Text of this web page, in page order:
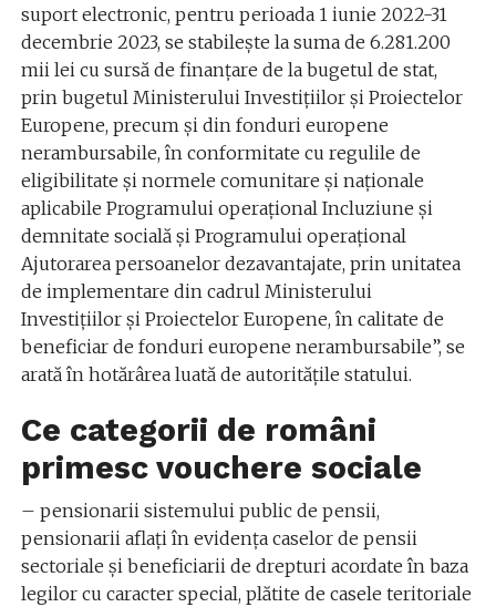
suport electronic, pentru perioada 1 iunie 2022-31
decembrie 2023, se stabilește la suma de 6.281.200
mii lei cu sursă de finanțare de la bugetul de stat,
prin bugetul Ministerului Investițiilor și Proiectelor
Europene, precum și din fonduri europene
nerambursabile, în conformitate cu regulile de
eligibilitate și normele comunitare și naționale
aplicabile Programului operațional Incluziune și
demnitate socială și Programului operațional
Ajutorarea persoanelor dezavantajate, prin unitatea
de implementare din cadrul Ministerului
Investițiilor și Proiectelor Europene, în calitate de
beneficiar de fonduri europene nerambursabile”, se
arată în hotărârea luată de autoritățile statului.
Ce categorii de români
primesc vouchere sociale
– pensionarii sistemului public de pensii,
pensionarii aflați în evidența caselor de pensii
sectoriale și beneficiarii de drepturi acordate în baza
legilor cu caracter special, plătite de casele teritoriale